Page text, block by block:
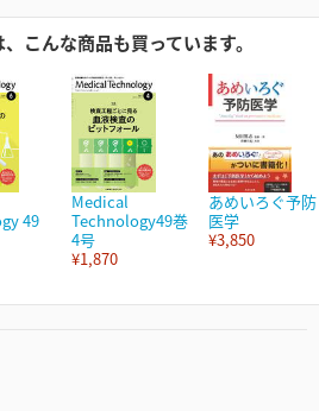
こんな商品も買っています。
49
Medical
Technology49巻
4号
¥1,870
あめいろぐ予防
医学
¥3,850